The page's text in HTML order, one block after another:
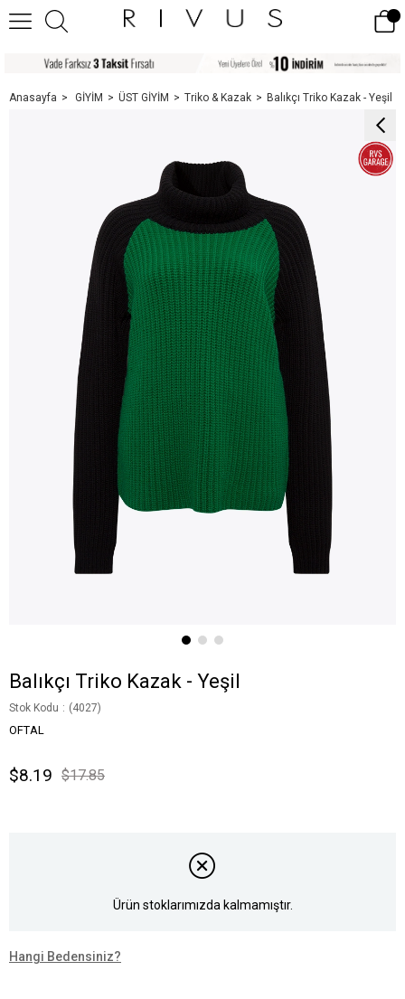
Anasayfa GİYİM ÜST GİYİM Triko & Kazak Balıkçı Triko Kazak - Yeşil
Balıkçı Triko Kazak - Yeşil
Stok Kodu (4027)
OFTAL
$17.85
$8.19
Ürün stoklarımızda kalmamıştır.
Hangi Bedensiniz?